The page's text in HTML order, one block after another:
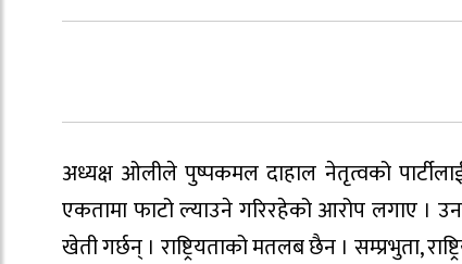
अध्यक्ष ओलीले पुष्पकमल दाहाल नेतृत्वको पार्टीलाई
एकतामा फाटो ल्याउने गरिरहेको आरोप लगाए । उनले
खेती गर्छन् । राष्ट्रियताको मतलब छैन । सम्प्रभुता,